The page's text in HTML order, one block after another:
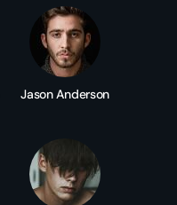
Jason Anderson